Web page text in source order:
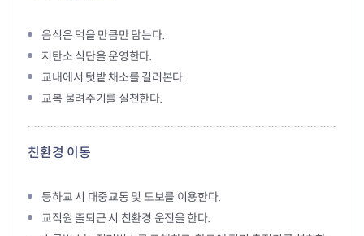
음식은 먹을 만큼만 담는다.
저탄소 식단을 운영한다.
교내에서 텃밭 채소를 길러본다.
교복 물려주기를 실천한다.
친환경 이동
등하교 시 대중교통 및 도보를 이용한다.
교직원 출퇴근 시 친환경 운전을 한다.